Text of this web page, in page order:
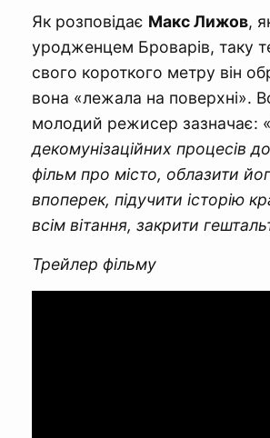
Як розповідає Макс Лижов,
уродженцем Броварів, таку
свого короткого метру він
вона «лежала на поверхні».
молодий режисер зазначає: «
декомунізаційних процесів
фільм про місто, облазити
впоперек, підучити історію
всім вітання, закрити
Трейлер фільму